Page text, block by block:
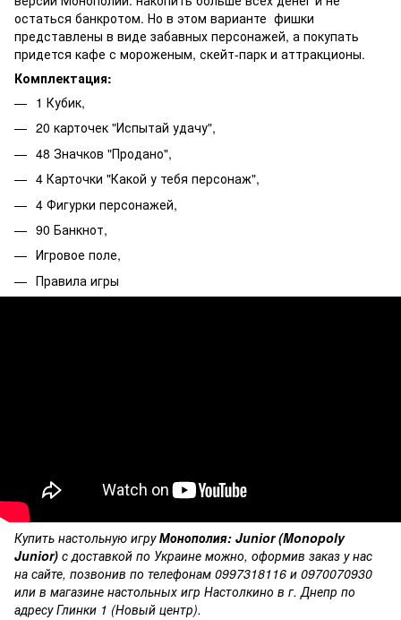
остаться банкротом. Но в этом варианте фишки
представлены в виде забавных персонажей, а покупать
придется кафе с мороженым, скейт-парк и аттракционы.
Комплектация:
1 Кубик,
20 карточек "Испытай удачу",
48 Значков "Продано",
4 Карточки "Какой у тебя персонаж",
4 Фигурки персонажей,
90 Банкнот,
Игровое поле,
Правила игры
Купить настольную игруМонополия: Junior (Monopoly
Junior) с доставкой по Украине можно, оформив заказ у нас
на сайте, позвонив по телефонам 0997318116 и 0970070930
или в магазине настольных игр Настолкино в г. Днепр по
адресу Глинки 1 (Новый центр).